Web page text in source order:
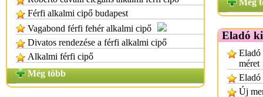
Férfi alkalmi cipő budapest
Vagabond férfi fehér alkalmi cipő
Divatos rendezése a férfi alkalmi cipő
Alkalmi férfi cipő
Még több
Még
Eladó
Eladó
méret
Eladó
Új